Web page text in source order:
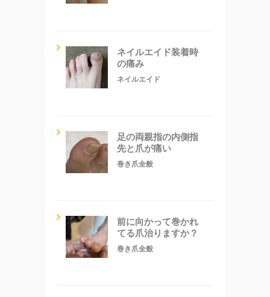
ネイルエイド装着時
の痛み
ネイルエイド
足の両親指の内側指
先と爪が痛い
巻き爪全般
前に向かって巻かれ
てる爪治りますか？
巻き爪全般